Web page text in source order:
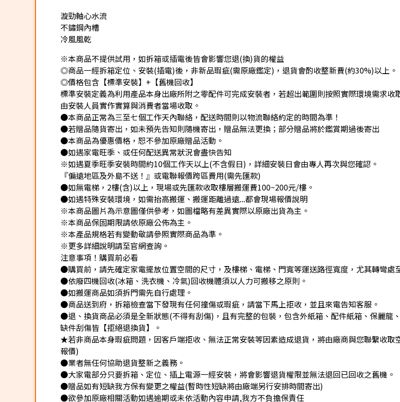
漩勁軸心水流
不鏽鋼內槽
冷風風乾
※本商品不提供試用，如拆箱或插電後皆會影響您退(換)貨的權益
◎商品一經拆箱定位、安裝(插電)後，非新品瑕疵(需原廠鑑定)，退貨會酌收整新費(約30%)以上。
◎價格包含【標準安裝】+【舊機回收】
標準安裝定義為利用產品本身出廠所附之零配件可完成安裝者，若超出範圍則按照實際環境需求
由安裝人員實作實算與消費者當場收取。
●本商品正常為三至七個工作天內聯絡，配送時間則以物流聯絡約定的時間為準！
●若贈品隨貨寄出，如未預先告知則隨機寄出，贈品無法更換；部分贈品將於鑑賞期過後寄出
●本商品為優惠價格，恕不參加原廠贈品活動。
●如遇家電旺季、或任何配送異常狀況會盡快告知
※如遇夏季旺季安裝時間約10個工作天以上(不含假日)，詳細安裝日會由專人再次與您確認。
『偏遠地區及外島不送！』或電聯報價跨區費用(需先匯款)
●如無電梯，2樓(含)以上，現場或先匯款收取樓層搬運費100~200元/樓。
●如遇特殊安裝環境，如需抬高搬運、搬運距離過遠...都會現場報價說明
※本商品圖片為示意圖僅供參考，如圖檔略有差異實際以原廠出貨為主。
※本商品保固期限請依原廠公佈為主。
※本產品規格若有變動敬請參照實際商品為準。
※更多詳細說明請至官網查詢。
注意事項！購買前必看
●購買前，請先確定家電擺放位置空間的尺寸，及樓梯、電梯、門寬等運送路徑寬度，尤其轉彎處
●依廢四機回收(冰箱、洗衣機、冷氣)回收機體須以人力可搬移之原則。
●如搬運商品如須拆門需先自行處理。
●商品送到府，拆箱檢查當下發現有任何撞傷或瑕疵，請當下馬上拒收，並且來電告知客服。
●退、換貨商品必須是全新狀態(不得有刮傷)，且有完整的包裝，包含外紙箱、配件紙箱、保麗龍
缺件刮傷皆【拒絕退換貨】。
★若非商品本身瑕疵問題，因客戶端拒收、無法正常安裝等因素造成退貨，將由廠商與您聯繫收
報價)
●業者無任何協助退貨整新之義務。
●大家電部分只要拆箱、定位、插上電源一經安裝，將會影響退貨權限並無法退回已回收之舊機。
●贈品如有短缺我方保有變更之權益(暫時性短缺將由廠端另行安排時間寄出)
●欲參加原廠相關活動如遇逾期或未依活動內容申請,我方不負擔保責任